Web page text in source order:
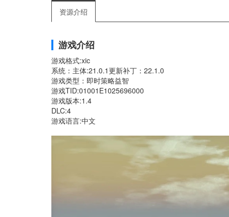
资源介绍
游戏介绍
游戏格式:xic
系统：主体:21.0.1更新补丁：22.1.0
游戏类型：即时策略益智
游戏TID:01001E1025696000
游戏版本:1.4
DLC:4
游戏语言:中文